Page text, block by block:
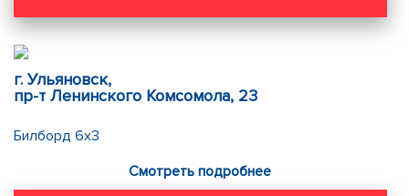
г. Ульяновск,
пр-т Ленинского Комсомола, 23
Билборд 6х3
Смотреть подробнее